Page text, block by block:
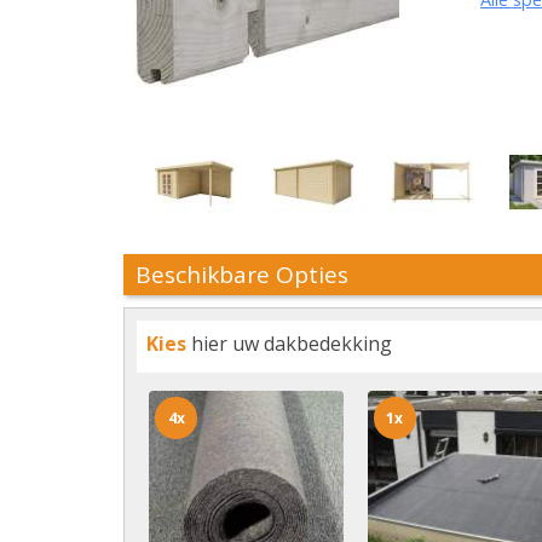
Beschikbare Opties
Kies hier uw dakbedekking
4x 1x